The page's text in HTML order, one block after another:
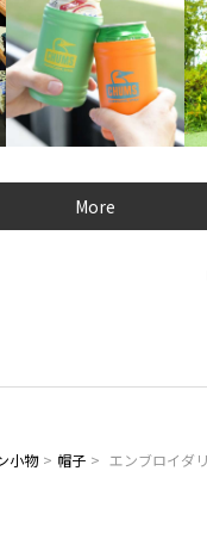
More
小物 > 帽子 > エンブロイダ